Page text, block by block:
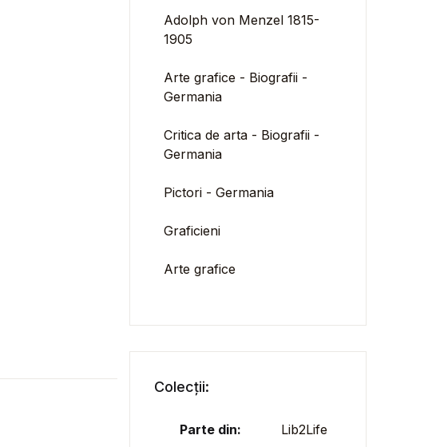
Adolph von Menzel 1815-
1905
Arte grafice - Biografii -
Germania
Critica de arta - Biografii -
Germania
Pictori - Germania
Graficieni
Arte grafice
Colecții:
Parte din: Lib2Life